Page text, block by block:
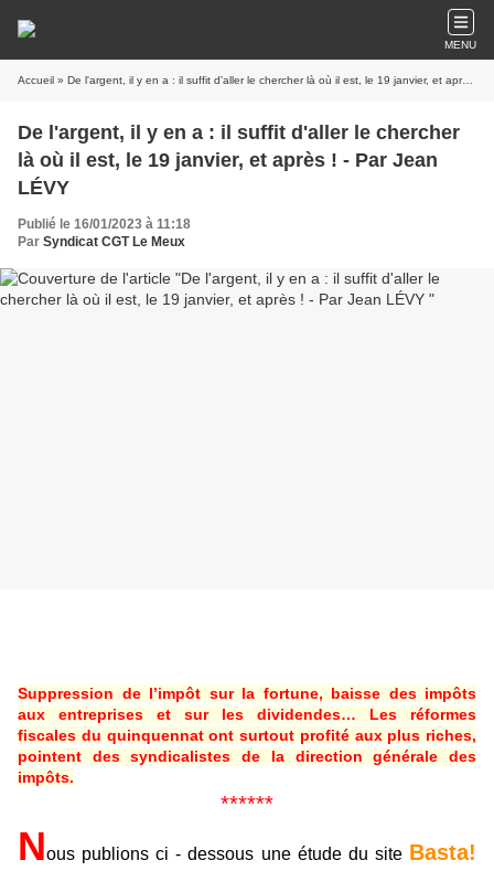
MENU
Accueil » De l'argent, il y en a : il suffit d'aller le chercher là où il est, le 19 janvier, et après ! - Par Jean LÉVY
De l'argent, il y en a : il suffit d'aller le chercher
là où il est, le 19 janvier, et après ! - Par Jean
LÉVY
Publié le 16/01/2023 à 11:18
Par Syndicat CGT Le Meux
Suppression de l’impôt sur la fortune, baisse des impôts
aux entreprises et sur les dividendes… Les réformes
fiscales du quinquennat ont surtout profité aux plus riches,
pointent des syndicalistes de la direction générale des
impôts.
******
Nous publions ci - dessous une étude du site Basta!